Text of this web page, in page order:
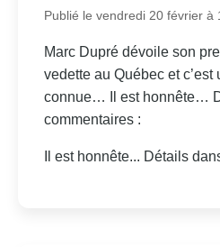
Publié le vendredi 20 février à
Marc Dupré dévoile son
vedette au Québec et c’est
connue… Il est honnête…
commentaires :
Il est honnête... Détails